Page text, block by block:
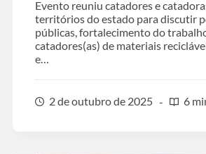
Evento reuniu catadores e
territórios do estado para discutir
públicas, fortalecimento do
catadores(as) de materiais
e…
2 de outubro de 2025 6